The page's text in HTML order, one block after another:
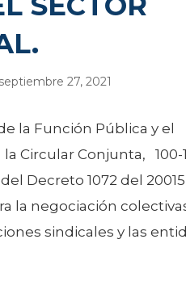
septiembre 27, 2021
la Función Pública y el
Circular Conjunta, 100-
Decreto 1072 del
la negociación
sindicales y las